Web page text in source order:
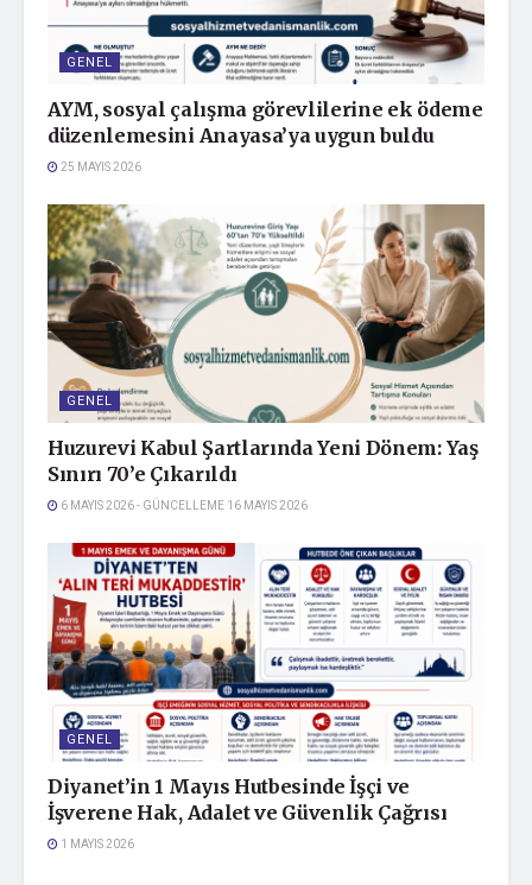
GENEL
AYM, sosyal çalışma görevlilerine ek ödeme
düzenlemesini Anayasa’ya uygun buldu
25 MAYIS 2026
GENEL
Huzurevi Kabul Şartlarında Yeni Dönem: Yaş
Sınırı 70’e Çıkarıldı
6 MAYIS 2026 - GÜNCELLEME 16 MAYIS 2026
GENEL
Diyanet’in 1 Mayıs Hutbesinde İşçi ve
İşverene Hak, Adalet ve Güvenlik Çağrısı
1 MAYIS 2026